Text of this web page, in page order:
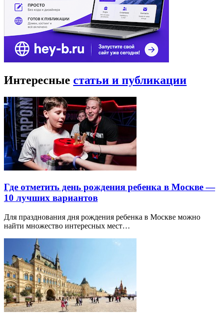
Интересные статьи и публикации
Где отметить день рождения ребенка в Москве —
10 лучших вариантов
Для празднования дня рождения ребенка в Москве можно
найти множество интересных мест…